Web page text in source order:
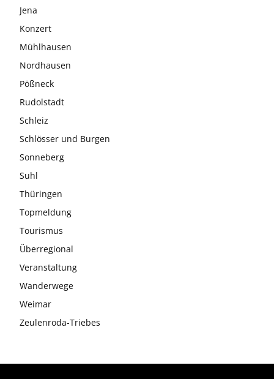
Jena
Konzert
Mühlhausen
Nordhausen
Pößneck
Rudolstadt
Schleiz
Schlösser und Burgen
Sonneberg
Suhl
Thüringen
Topmeldung
Tourismus
Überregional
Veranstaltung
Wanderwege
Weimar
Zeulenroda-Triebes